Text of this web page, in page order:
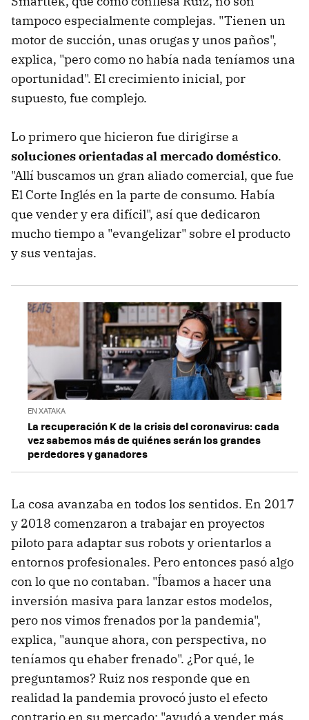
tampoco especialmente complejas. "Tienen un
motor de succión, unas orugas y unos paños",
explica, "pero como no había nada teníamos una
oportunidad". El crecimiento inicial, por
supuesto, fue complejo.
Lo primero que hicieron fue dirigirse a
soluciones orientadas al mercado doméstico.
"Allí buscamos un gran aliado comercial, que fue
El Corte Inglés en la parte de consumo. Había
que vender y era difícil", así que dedicaron
mucho tiempo a "evangelizar" sobre el producto
y sus ventajas.
EN XATAKA
La recuperación K de la crisis del coronavirus: cada
vez sabemos más de quiénes serán los grandes
perdedores y ganadores
La cosa avanzaba en todos los sentidos. En 2017
y 2018 comenzaron a trabajar en proyectos
piloto para adaptar sus robots y orientarlos a
entornos profesionales. Pero entonces pasó algo
con lo que no contaban. "Íbamos a hacer una
inversión masiva para lanzar estos modelos,
pero nos vimos frenados por la pandemia",
explica, "aunque ahora, con perspectiva, no
teníamos qu ehaber frenado". ¿Por qué, le
preguntamos? Ruiz nos responde que en
realidad la pandemia provocó justo el efecto
contrario en su mercado: "ayudó a vender más